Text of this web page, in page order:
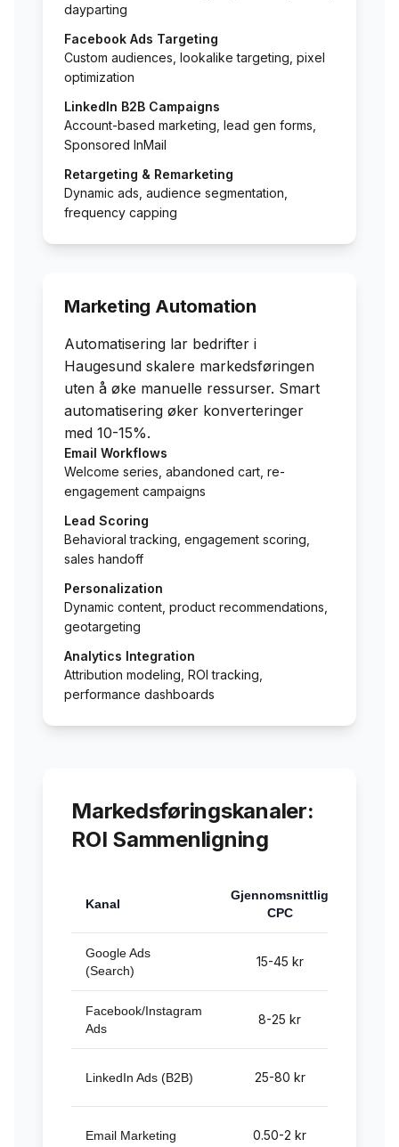
dayparting
Facebook Ads Targeting
Custom audiences, lookalike targeting, pixel
optimization
LinkedIn B2B Campaigns
Account-based marketing, lead gen forms,
Sponsored InMail
Retargeting & Remarketing
Dynamic ads, audience segmentation,
frequency capping
Marketing Automation
Automatisering lar bedrifter i
Haugesund skalere markedsføringen
uten å øke manuelle ressurser. Smart
automatisering øker konverteringer
med 10-15%.
Email Workflows
Welcome series, abandoned cart, re-
engagement campaigns
Lead Scoring
Behavioral tracking, engagement scoring,
sales handoff
Personalization
Dynamic content, product recommendations,
geotargeting
Analytics Integration
Attribution modeling, ROI tracking,
performance dashboards
Markedsføringskanaler:
ROI Sammenligning
Kanal
Gjennomsnittlig
CPC
Google Ads
(Search)
15-45 kr
Facebook/Instagram
Ads
8-25 kr
LinkedIn Ads (B2B) 25-80 kr
Email Marketing 0.50-2 kr